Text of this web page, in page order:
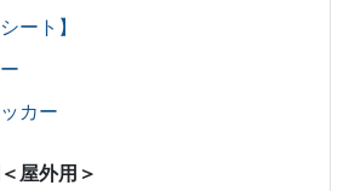
ート】
カー
屋外用＞